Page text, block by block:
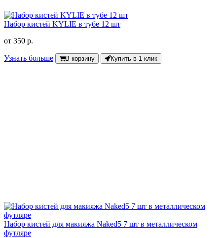
Набор кистей KYLIE в тубе 12 шт
от 350 р.
Узнать больше В корзину Купить в 1 клик
Набор кистей для макияжа Naked5 7 шт в металлическом
футляре